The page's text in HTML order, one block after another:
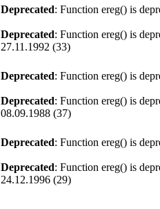
Deprecated: Function ereg() is
Deprecated: Function ereg() is
27.11.1992 (33)
Deprecated: Function ereg() is
Deprecated: Function ereg() is
08.09.1988 (37)
Deprecated: Function ereg() is
Deprecated: Function ereg() is
24.12.1996 (29)